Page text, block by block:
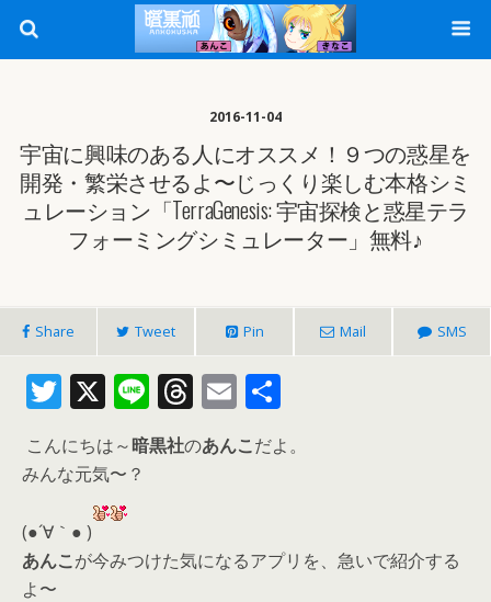
2016-11-04
宇宙に興味のある人にオススメ！９つの惑星を
開発・繁栄させるよ〜じっくり楽しむ本格シミ
ュレーション「TerraGenesis: 宇宙探検と惑星テラ
フォーミングシミュレーター」無料♪
Share Tweet Pin Mail SMS
T
itt
er
X Li
n
e
T
h
re
s
E
m
ai
有
こんにちは～暗黒社のあんこだよ。
みんな元気〜？
(●´∀｀● )
あんこが今みつけた気になるアプリを、急いで紹介する
よ〜